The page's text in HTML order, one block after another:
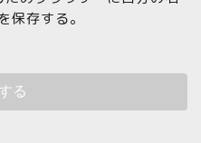
保存する。